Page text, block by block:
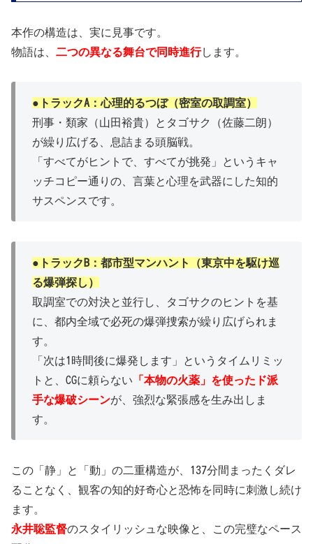
ではありますが...
本作の構造は、実に見事です。
物語は、 二つの異なる舞台で同時進行します。
●トラックA：心理的るつぼ（密室の取調室）
刑事・類家（山田裕貴）とタゴサク（佐藤二朗）
が繰り広げる、息詰まる頭脳戦。
「すべてがヒントで、すべてが挑発」というキャ
ッチコピー通りの、言葉と心理を武器にした知的
サスペンスです。
●トラックB：都市型マンハント（東京中を駆け巡
る爆弾探し）
取調室での対決と並行し、タゴサクのヒントを基
に、都内全域で必死の爆弾捜索が繰り広げられま
す。
「次は1時間後に爆発します」というタイムリミッ
トと、CGに頼らない 「本物の火薬」を使ったド派
手な爆破シーンが、強烈な緊張感を生み出しま
す。
この「静」と「動」の二重構造が、137分間まったくダレ
ることなく、観客の知的好奇心と恐怖を同時に刺激し続け
ます。
永井聡監督のスタイリッシュな映像と、この完璧なペース